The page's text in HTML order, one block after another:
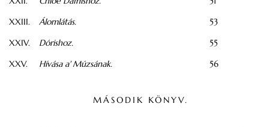
XXIII.
Álomlátás.
53
XXIV.
Dórishoz.
55
XXV.
Hívása a' Múzsának. 56
MÁSODIK KÖNYV.